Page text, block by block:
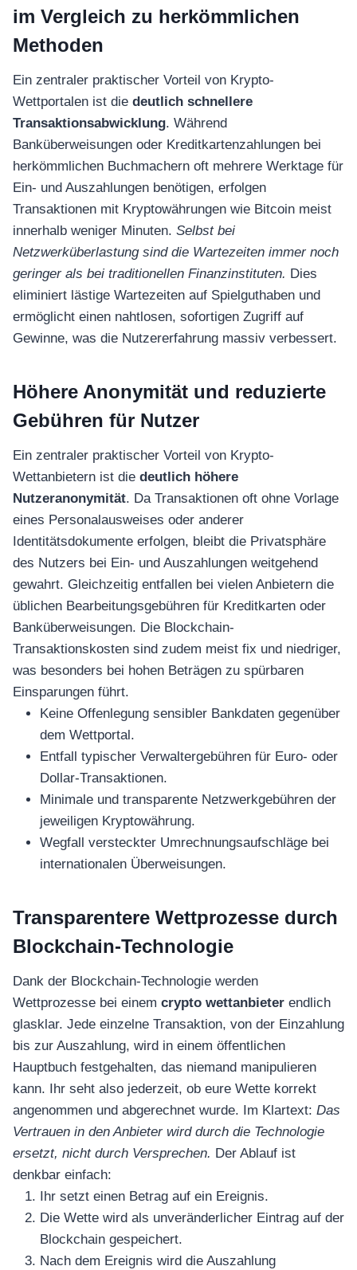
im Vergleich zu herkömmlichen
Methoden
Ein zentraler praktischer Vorteil von Krypto-
Wettportalen ist die deutlich schnellere
Transaktionsabwicklung. Während
Banküberweisungen oder Kreditkartenzahlungen bei
herkömmlichen Buchmachern oft mehrere Werktage für
Ein- und Auszahlungen benötigen, erfolgen
Transaktionen mit Kryptowährungen wie Bitcoin meist
innerhalb weniger Minuten. Selbst bei
Netzwerküberlastung sind die Wartezeiten immer noch
geringer als bei traditionellen Finanzinstituten. Dies
eliminiert lästige Wartezeiten auf Spielguthaben und
ermöglicht einen nahtlosen, sofortigen Zugriff auf
Gewinne, was die Nutzererfahrung massiv verbessert.
Höhere Anonymität und reduzierte
Gebühren für Nutzer
Ein zentraler praktischer Vorteil von Krypto-
Wettanbietern ist die deutlich höhere
Nutzeranonymität. Da Transaktionen oft ohne Vorlage
eines Personalausweises oder anderer
Identitätsdokumente erfolgen, bleibt die Privatsphäre
des Nutzers bei Ein- und Auszahlungen weitgehend
gewahrt. Gleichzeitig entfallen bei vielen Anbietern die
üblichen Bearbeitungsgebühren für Kreditkarten oder
Banküberweisungen. Die Blockchain-
Transaktionskosten sind zudem meist fix und niedriger,
was besonders bei hohen Beträgen zu spürbaren
Einsparungen führt.
Keine Offenlegung sensibler Bankdaten gegenüber
dem Wettportal.
Entfall typischer Verwaltergebühren für Euro- oder
Dollar-Transaktionen.
Minimale und transparente Netzwerkgebühren der
jeweiligen Kryptowährung.
Wegfall versteckter Umrechnungsaufschläge bei
internationalen Überweisungen.
Transparentere Wettprozesse durch
Blockchain-Technologie
Dank der Blockchain-Technologie werden
Wettprozesse bei einem crypto wettanbieter endlich
glasklar. Jede einzelne Transaktion, von der Einzahlung
bis zur Auszahlung, wird in einem öffentlichen
Hauptbuch festgehalten, das niemand manipulieren
kann. Ihr seht also jederzeit, ob eure Wette korrekt
angenommen und abgerechnet wurde. Im Klartext: Das
Vertrauen in den Anbieter wird durch die Technologie
ersetzt, nicht durch Versprechen. Der Ablauf ist
denkbar einfach:
Ihr setzt einen Betrag auf ein Ereignis.
Die Wette wird als unveränderlicher Eintrag auf der
Blockchain gespeichert.
Nach dem Ereignis wird die Auszahlung